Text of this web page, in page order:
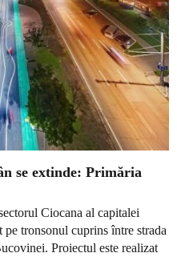
se extinde: Primăria
Ciocana al capitalei
tronsonul cuprins între strada
Proiectul este realizat